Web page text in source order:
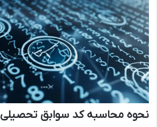
نحوه محاسبه کد سوابق تحصیلی